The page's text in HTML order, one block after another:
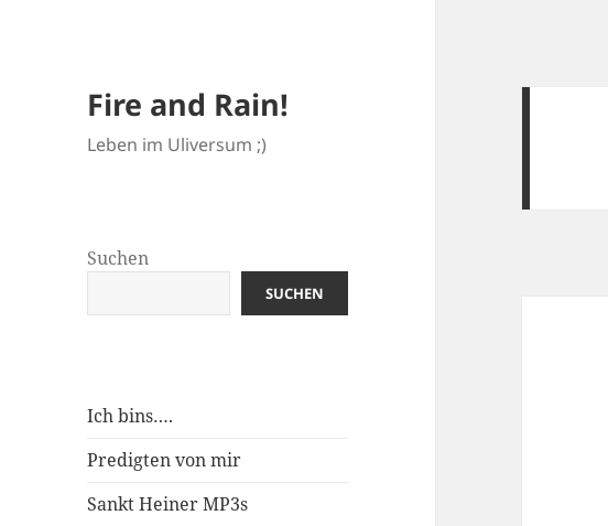
Fire and Rain!
Leben im Uliversum ;)
Suchen
SUCHEN
Ich bins….
Predigten von mir
Sankt Heiner MP3s